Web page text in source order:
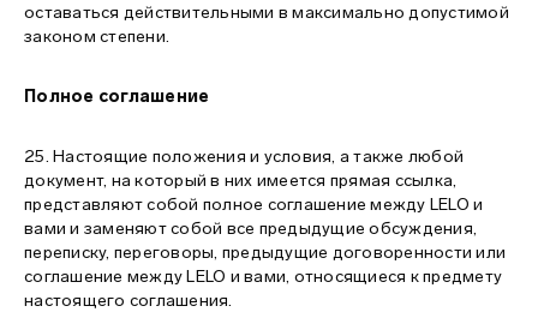
оставаться действительными в максимально допустимой
законом степени.
Полное соглашение
25. Настоящие положения и условия, а также любой
документ, на который в них имеется прямая ссылка,
представляют собой полное соглашение между LELO и
вами и заменяют собой все предыдущие обсуждения,
переписку, переговоры, предыдущие договоренности или
соглашение между LELO и вами, относящиеся к предмету
настоящего соглашения.